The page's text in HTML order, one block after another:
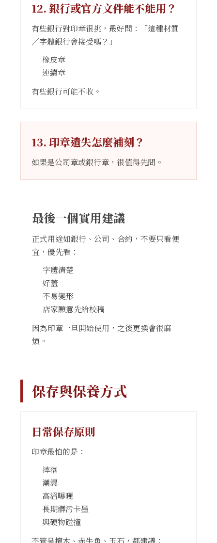
12. 銀行或官方文件能不能用？
有些銀行對印章很挑，最好問：「這種材質
／字體銀行會接受嗎？」
橡皮章
連續章
有些銀行可能不收。
13. 印章遺失怎麼補刻？
如果是公司章或銀行章，很值得先問。
最後一個實用建議
正式用途如銀行、公司、合約，不要只看便
宜，優先看：
字體清楚
好蓋
不易變形
店家願意先給校稿
因為印章一旦開始使用，之後更換會很麻
煩。
保存與保養方式
日常保存原則
印章最怕的是：
摔落
潮濕
高溫曝曬
長期髒污卡墨
與硬物碰撞